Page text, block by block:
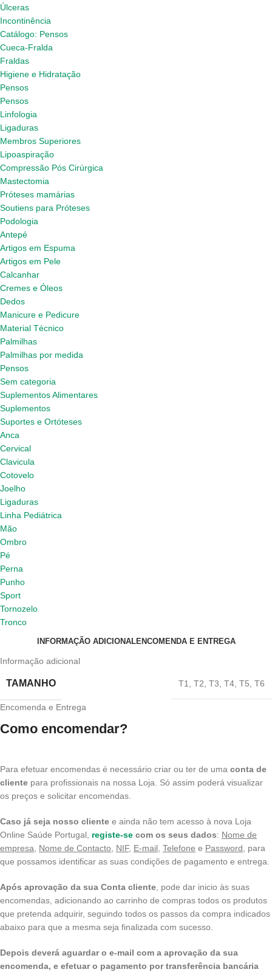
Úlceras
Incontinência
Catálogo: Pensos
Cueca-Fralda
Fraldas
Higiene e Hidratação
Pensos
Pensos
Linfologia
Ligaduras
Membros Superiores
Lipoaspiração
Compressão Pós Cirúrgica
Mastectomia
Próteses mamárias
Soutiens para Próteses
Podologia
Antepé
Artigos em Espuma
Artigos em Pele
Calcanhar
Cremes e Óleos
Dedos
Manicure e Pedicure
Material Técnico
Palmilhas
Palmilhas por medida
Pensos
Sem categoria
Suplementos Alimentares
Suplementos
Suportes e Ortóteses
Anca
Cervical
Clavicula
Cotovelo
Joelho
Ligaduras
Linha Pediátrica
Mão
Ombro
Pé
Perna
Punho
Sport
Tornozelo
Tronco
INFORMAÇÃO ADICIONALENCOMENDA E ENTREGA
Informação adicional
TAMANHO T1, T2, T3, T4, T5, T6
Encomenda e Entrega
Como encomendar?
Para efetuar encomendas é necessário criar ou ter de uma conta de
cliente para profissionais na nossa Loja. Só assim poderá visualizar
os preços e solicitar encomendas.
Caso já seja nosso cliente e ainda não tem acesso à nova Loja
Online Saúde Portugal, registe-se com os seus dados: Nome de
empresa, Nome de Contacto, NIF, E-mail, Telefone e Password, para
que possamos identificar as suas condições de pagamento e entrega.
Após aprovação da sua Conta cliente, pode dar inicio às suas
encomendas, adicionando ao carrinho de compras todos os produtos
que pretenda adquirir, seguindo todos os passos da compra indicados
abaixo para que a mesma seja finalizada com sucesso.
Depois deverá aguardar o e-mail com a aprovação da sua
encomenda, e efetuar o pagamento por transferência bancária